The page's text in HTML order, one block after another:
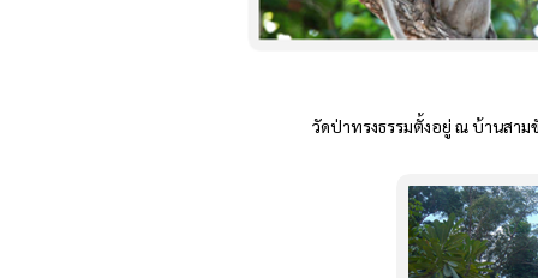
วัดป่าทรงธรรมตั้งอยู่ ณ บ้านสาม